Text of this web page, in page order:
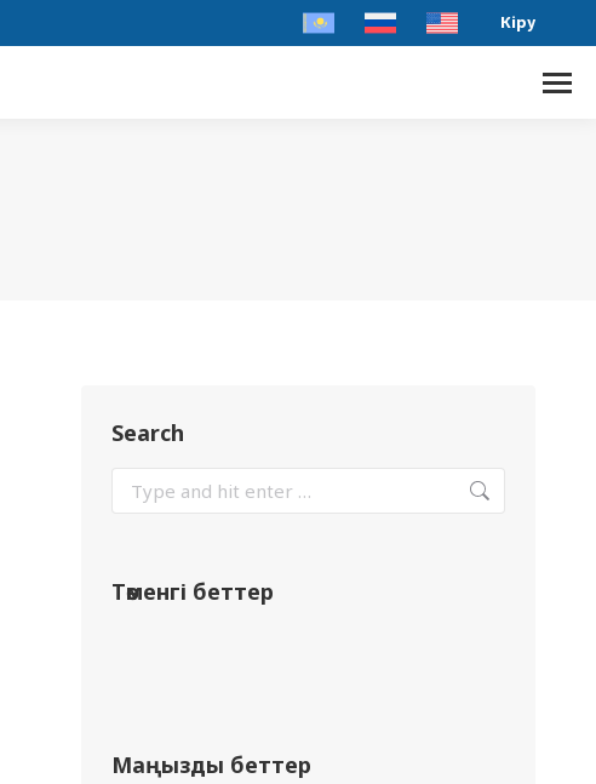
Кіру
Search
Төменгі беттер
Маңызды беттер